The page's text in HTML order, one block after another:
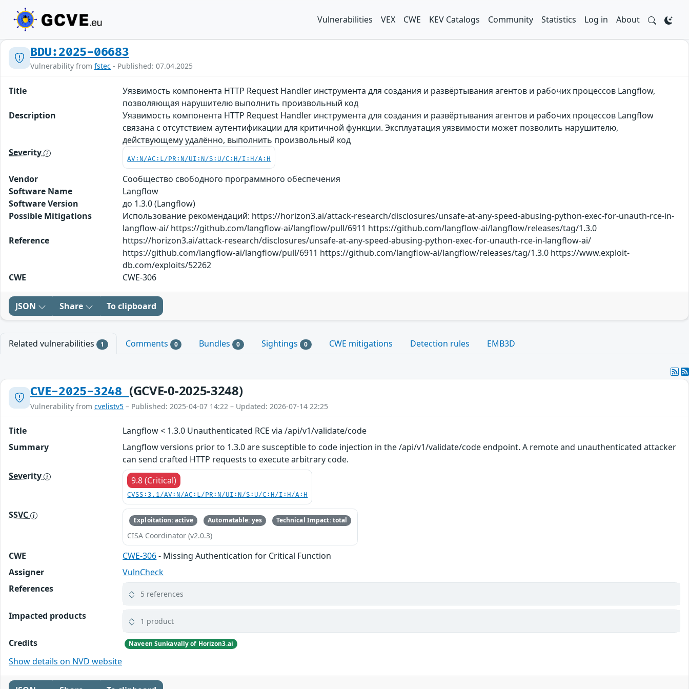
Vulnerabilities VEX CWE KEV Catalogs Community Statistics Log in About
BDU:2025-06683
Vulnerability from fstec - Published: 07.04.2025
Title
Уязвимость компонента HTTP Request Handler инструмента для создания и развёртывания агентов и рабочих процессов Langflow,
позволяющая нарушителю выполнить произвольный код
Description
Уязвимость компонента HTTP Request Handler инструмента для создания и развёртывания агентов и рабочих процессов Langflow
связана с отсутствием аутентификации для критичной функции. Эксплуатация уязвимости может позволить нарушителю,
действующему удалённо, выполнить произвольный код
Severity
AV:N/AC:L/PR:N/UI:N/S:U/C:H/I:H/A:H
Vendor
Сообщество свободного программного обеспечения
Software Name
Langflow
Software Version
до 1.3.0 (Langflow)
Possible Mitigations
Использование рекомендаций: https://horizon3.ai/attack-research/disclosures/unsafe-at-any-speed-abusing-python-exec-for-unauth-rce-in-
langflow-ai/ https://github.com/langflow-ai/langflow/pull/6911 https://github.com/langflow-ai/langflow/releases/tag/1.3.0
Reference
https://horizon3.ai/attack-research/disclosures/unsafe-at-any-speed-abusing-python-exec-for-unauth-rce-in-langflow-ai/
https://github.com/langflow-ai/langflow/pull/6911 https://github.com/langflow-ai/langflow/releases/tag/1.3.0 https://www.exploit-
db.com/exploits/52262
CWE
CWE-306
JSON Share To clipboard
Related vulnerabilities 1 Comments 0 Bundles 0 Sightings 0 CWE mitigations Detection rules EMB3D
CVE-2025-3248 (GCVE-0-2025-3248)
Vulnerability from cvelistv5 – Published: 2025-04-07 14:22 – Updated: 2026-07-14 22:25
Title
Langflow < 1.3.0 Unauthenticated RCE via /api/v1/validate/code
Summary
Langflow versions prior to 1.3.0 are susceptible to code injection in the /api/v1/validate/code endpoint. A remote and unauthenticated attacker
can send crafted HTTP requests to execute arbitrary code.
Severity
9.8 (Critical)
CVSS:3.1/AV:N/AC:L/PR:N/UI:N/S:U/C:H/I:H/A:H
SSVC Exploitation: active Automatable: yes Technical Impact: total
CISA Coordinator (v2.0.3)
CWE CWE-306- Missing Authentication for Critical Function
Assigner
VulnCheck
References
5 references
Impacted products 1 product
Credits Naveen Sunkavally of Horizon3.ai
Show details on NVD website